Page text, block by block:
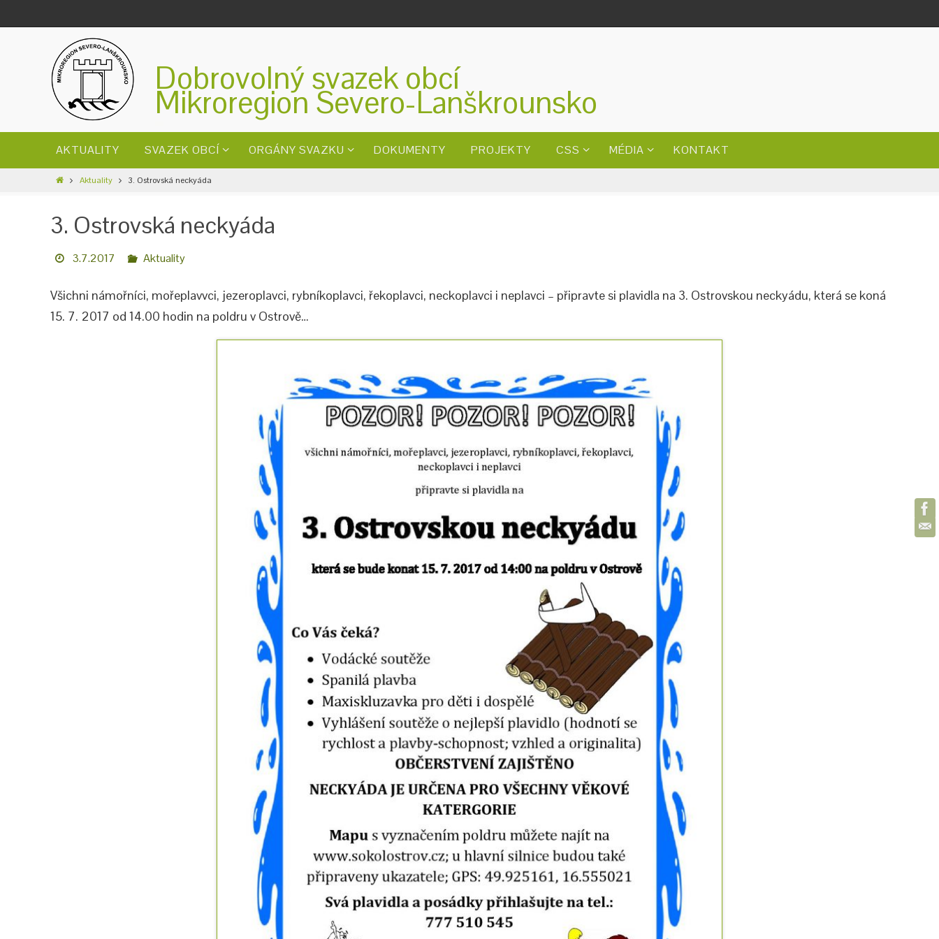
Dobrovolný svazek obcí
Mikroregion Severo-Lanškrounsko
AKTUALITY SVAZEK OBCÍ ORGÁNY SVAZKU DOKUMENTY PROJEKTY CSS MÉDIA KONTAKT
Aktuality 3. Ostrovská neckyáda
3. Ostrovská neckyáda
3.7.2017 Aktuality
Všichni námořníci, mořeplavvci, jezeroplavci, rybníkoplavci, řekoplavci, neckoplavci i neplavci – připravte si plavidla na 3. Ostrovskou neckyádu, která se koná
15. 7. 2017 od 14.00 hodin na poldru v Ostrově…